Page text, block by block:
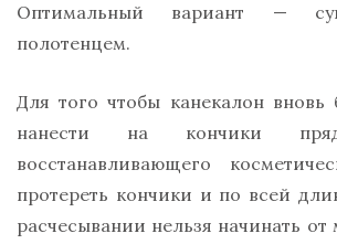
Оптимальный вариант —
полотенцем.
Для того чтобы канекалон вновь
нанести на кончики
восстанавливающего
протереть кончики и по всей
расчесывании нельзя начинать